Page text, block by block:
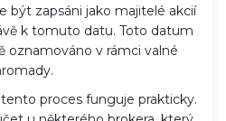
být zapsáni jako majitelé akcií
k tomuto datu. Toto datum
oznamováno v rámci valné
proces funguje prakticky.